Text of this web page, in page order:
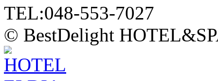
TEL:048-553-7027
© BestDelight